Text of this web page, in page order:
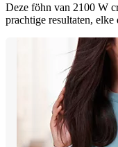
Deze föhn van 2100 W
prachtige resultaten, elke